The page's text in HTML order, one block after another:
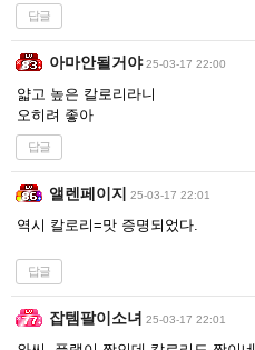
답글
아마안될거야 25-03-17 22:00
얇고 높은 칼로리라니
오히려 좋아
답글
앨렌페이지 25-03-17 22:01
역시 칼로리=맛 증명되었다.
답글
잡템팔이소녀 25-03-17 22:01